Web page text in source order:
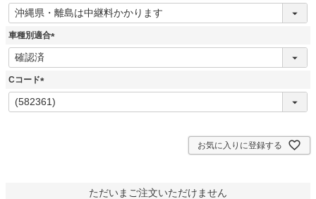
(
必
車種別適合
(
Cコード
(
必
お気に入りに登録する
ただいまご注文いただけません